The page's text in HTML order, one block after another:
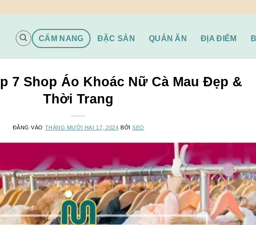
CẨM NANG ĐẶC SẢN QUÁN ĂN ĐỊA ĐIỂM
7 Shop Áo Khoác Nữ Cà Mau Đẹp &
Thời Trang
ĐĂNG VÀO THÁNG MƯỜI HAI 17, 2024 BỞISEO